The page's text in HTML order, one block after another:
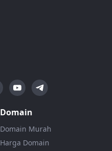
Domain
Domain Murah
Harga Domain